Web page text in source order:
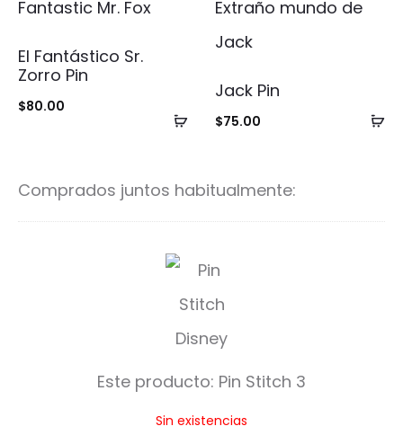
Añadir
El Fantástico Sr.
Zorro Pin
$80.00
Jack Pin
$75.00
Comprados juntos habitualmente:
P
i
n
i
Este producto: Pin Stitch 3
Sin existencias